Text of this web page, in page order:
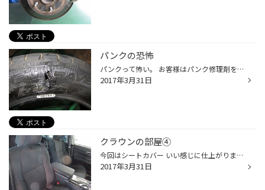
パンクの恐怖
パンクって怖い。 お客様はパンク修理剤をお使いになりました。 これで直るだろうと・・・・・・。 見えない裏側（内側）に穴が・・・。 当然、直りませんでした。 これが高速道路上だったら・・・。
2017年3月31日
クラウンの部屋④
今回はシートカバー いい感じに仕上がりました。 見かけも座り心地もばっちりです。 &uarr;装着前 &darr;装着後
2017年3月31日